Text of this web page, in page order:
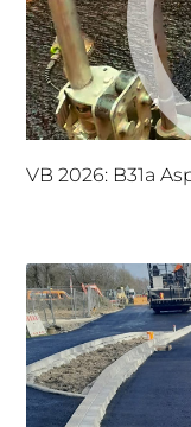
VB 2026: B31a